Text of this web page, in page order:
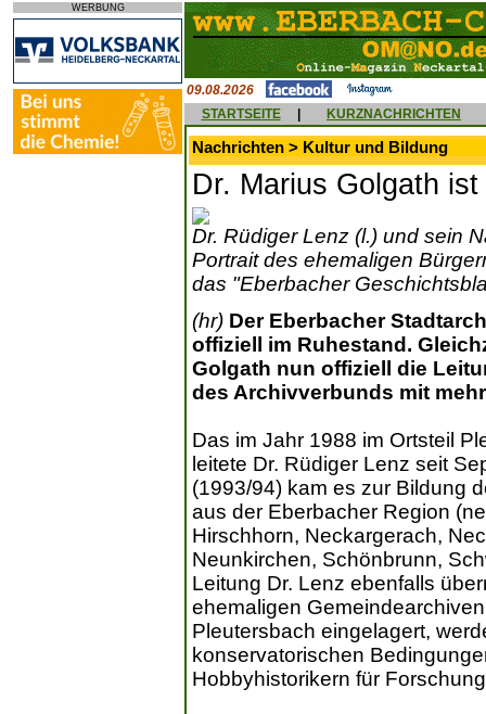
WERBUNG
09.08.2026
STARTSEITE
KURZNACHRICHTEN
Nachrichten > Kultur und Bildung
Dr. Marius Golgath
Dr. Rüdiger Lenz (l.) und sein
Portrait des ehemaligen
das "Eberbacher
(hr) Der Eberbacher
offiziell im Ruhestand.
Golgath nun offiziell die
des Archivverbunds mit
Das im Jahr 1988 im Ortsteil
leitete Dr. Rüdiger Lenz seit
(1993/94) kam es zur Bildung
aus der Eberbacher Region
Hirschhorn, Neckargerach,
Neunkirchen, Schönbrunn,
Leitung Dr. Lenz ebenfalls
ehemaligen
Pleutersbach eingelagert,
konservatorischen
Hobbyhistorikern für